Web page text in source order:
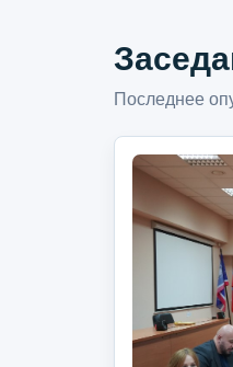
Последнее